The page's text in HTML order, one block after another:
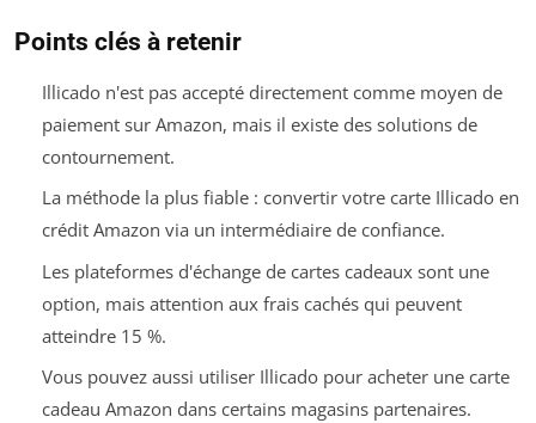
Points clés à retenir
Illicado n'est pas accepté directement comme moyen de
paiement sur Amazon, mais il existe des solutions de
contournement.
La méthode la plus fiable : convertir votre carte Illicado en
crédit Amazon via un intermédiaire de confiance.
Les plateformes d'échange de cartes cadeaux sont une
option, mais attention aux frais cachés qui peuvent
atteindre 15 %.
Vous pouvez aussi utiliser Illicado pour acheter une carte
cadeau Amazon dans certains magasins partenaires.